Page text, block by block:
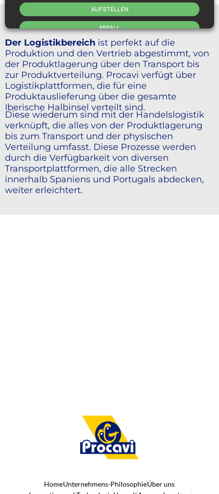
Der Logistikbereich ist perfekt auf die
Produktion und den Vertrieb abgestimmt, von
der Produktlagerung über den Transport bis
zur Produktverteilung. Procavi verfügt über
Logistikplattformen, die für eine
Produktauslieferung über die gesamte
Iberische Halbinsel verteilt sind.
Diese wiederum sind mit der Handelslogistik
verknüpft, die alles von der Produktlagerung
bis zum Transport und der physischen
Verteilung umfasst. Diese Prozesse werden
durch die Verfügbarkeit von diversen
Transportplattformen, die alle Strecken
innerhalb Spaniens und Portugals abdecken,
weiter erleichtert.
HomeUnternehmens-PhilosophieÚber uns
ABFALL
AUFSTELLEN